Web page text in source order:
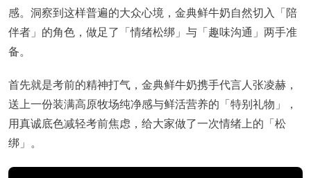
感。洞察到这样普遍的大众心境，金典鲜牛奶自然切入「陪
伴者」的角色，做足了「情绪松绑」与「趣味沟通」两手准
备。
首先就是考前的精神打气，金典鲜牛奶携手代言人张凌赫，
送上一份装满高原牧场纯净感与鲜活营养的「特别礼物」，
用真诚底色减轻考前焦虑，给大家做了一次情绪上的「松
绑」。